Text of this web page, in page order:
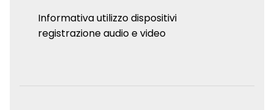
Informativa utilizzo dispositivi
registrazione audio e video